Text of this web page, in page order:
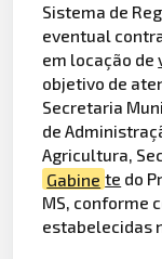
Sistema de
eventual
em locação de
objetivo de
Secretaria
de
Agricultura,
Gabine te do
MS, conforme
estabelecidas